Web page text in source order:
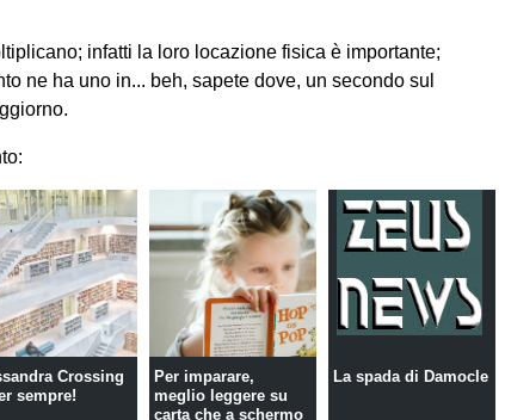
infatti la loro locazione fisica è importante;
ne ha uno in... beh, sapete dove, un secondo sul
Crossing
sempre!
Per imparare,
meglio leggere su
carta che a schermo
La spada di Damocle